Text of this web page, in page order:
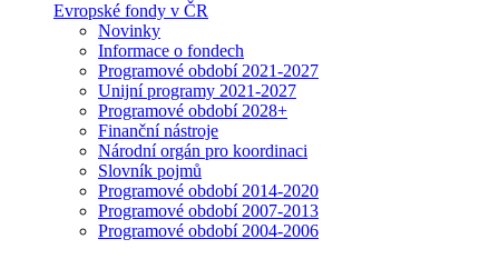
Evropské fondy v ČR
Novinky
Informace o fondech
Programové období 2021-2027
Unijní programy 2021-2027
Programové období 2028+
Finanční nástroje
Národní orgán pro koordinaci
Slovník pojmů
Programové období 2014-2020
Programové období 2007-2013
Programové období 2004-2006